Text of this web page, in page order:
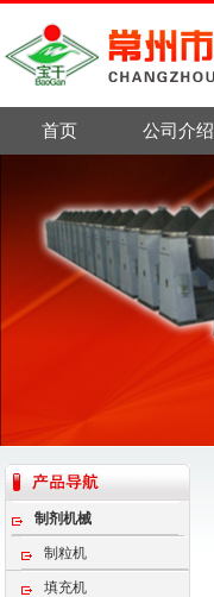
首页 公司介绍
制剂机械
制粒机
填充机